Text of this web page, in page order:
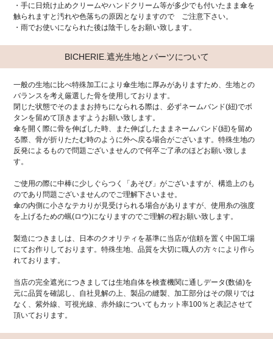
・手に日焼け止めクリームやハンドクリーム等が多少でも付いたまま傘を
触られますと汚れや色落ちの原因となりますので ご注意下さい。
・雨でお使いになられた後は陰干しをお願い致します。
BICHERIE.遮光生地とパーツについて
一般の生地に比べ特殊加工により傘生地に厚みがありますため、生地との
バランスを考え厳選した骨を使用しております。
閉じた状態でそのままお持ちになられる際は、必ずネームバンド(紐)でボ
タンを留めて頂きますようお願い致します。
傘を開く際に骨を伸ばした時、また伸ばしたままネームバンド(紐)を留め
る際、骨が折りたたむ時のように外へ戻る場合がございます。特殊生地の
反発によるもので問題ございませんので何卒ご了承のほどお願い致しま
す。
ご使用の際に中棒に少しぐらつく「あそび」がございますが、構造上のも
のであり問題ございませんのでご理解下さいませ。
傘の内側に小さなテカりが見受けられる場合がありますが、使用糸の強度
を上げるための蝋(ロウ)になりますのでご理解の程お願い致します。
製造につきましは、日本のクオリティを基準に当店が信頼を置く中国工場
にてお作りしております。特殊生地、品質を大切に職人の方々により作ら
れております。
当店の完全遮光につきましては生地自体を検査機関に通しデータ(数値)を
元に品質を確認し、自社見解の上、製品の縫製、加工部分はその限りでは
なく、紫外線、可視光線、赤外線についてもカット率100％と表記させて
頂いております。